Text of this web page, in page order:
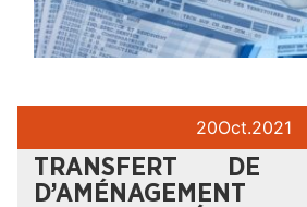
20Oct.2021
TRANSFERT